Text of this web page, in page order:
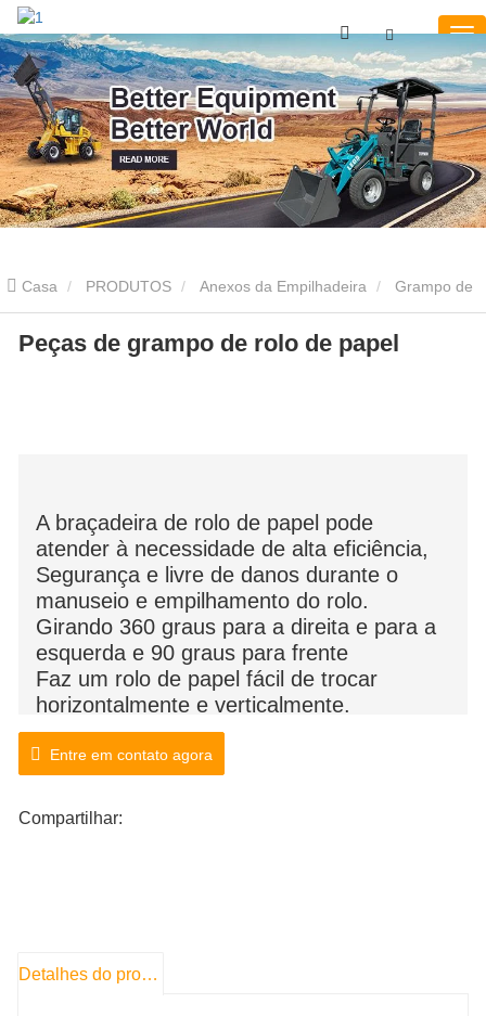
Casa PRODUTOS Anexos da Empilhadeira Grampo de
rolo de papel Peças de grampo de rolo de papel
Peças de grampo de rolo de papel
A braçadeira de rolo de papel pode
atender à necessidade de alta eficiência,
Segurança e livre de danos durante o
manuseio e empilhamento do rolo.
Girando 360 graus para a direita e para a
esquerda e 90 graus para frente
Faz um rolo de papel fácil de trocar
horizontalmente e verticalmente.
A braçadeira amplamente utilizada na
fabricação de papel, embalagens
cartonadas, impressão e estiva sem
qualquer palete envolvida.
Entre em contato agora
Compartilhar:
Detalhes do produto